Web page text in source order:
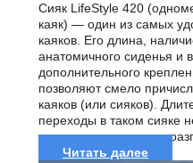
Сияк LifeStyle 420
каяк) — один из самых
каяков. Его длина,
анатомичного сиденья и
дополнительного
позволяют смело
каяков (или сияков).
переходы в таком сияке
а простота погрузки и
Читать далее